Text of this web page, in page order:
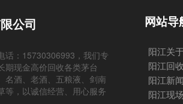
公司
话：15730306993，我们专
期现金高价回收各类茅台
名酒、老酒、五粮液、剑南
等，以诚信经营、用心服务
网站导
阳江关
阳江回
阳江新
阳江现